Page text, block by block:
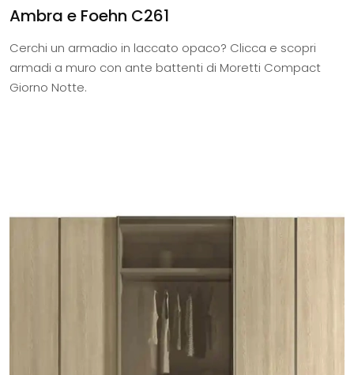
Ambra e Foehn C261
Cerchi un armadio in laccato opaco? Clicca e scopri
armadi a muro con ante battenti di Moretti Compact
Giorno Notte.